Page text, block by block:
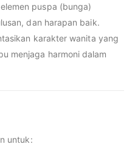
puspa (bunga)
dan harapan baik.
karakter wanita yang
menjaga harmoni dalam
untuk: